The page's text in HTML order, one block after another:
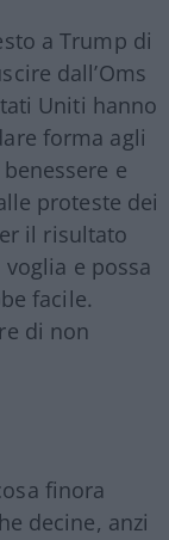
a Trump di
dall’Oms
Uniti hanno
forma agli
e
proteste dei
il risultato
e possa
facile.
di non
finora
decine, anzi